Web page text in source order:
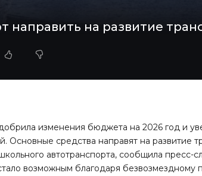
направить на развитие
изменения бюджета на 2026 год и
Основные средства направят на развитие
автотранспорта, сообщила пресс-
возможным благодаря безвозмездному